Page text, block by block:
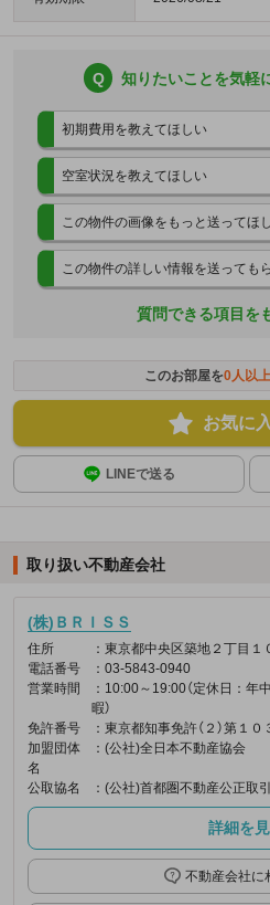
Q 知りたいことを気軽
初期費用を教えてほしい
空室状況を教えてほしい
この物件の画像をもっと送ってほ
この物件の詳しい情報を送っても
質問できる項目を
このお部屋を0人以上
お気に
LINEで送る
取り扱い不動産会社
(株)ＢＲＩＳＳ
住所
：東京都中央区築地２丁目
電話番号
：03-5843-0940
営業時間
：10:00～19:00（定休日：年
暇）
免許番号
：東京都知事免許（２）第１
加盟団体
名
：(公社)全日本不動産協会
公取協名 ：(公社)首都圏不動産公正取
詳細を
不動産会社に